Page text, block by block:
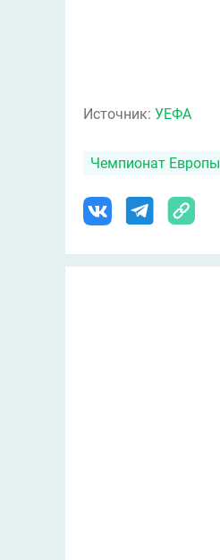
Источник: УЕФА
Чемпионат Европы